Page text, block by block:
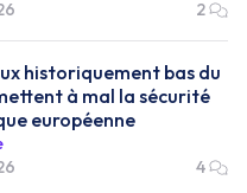
2
historiquement bas du
à mal la sécurité
européenne
4